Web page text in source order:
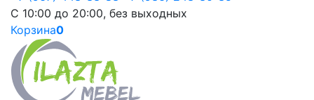
С 10:00 до 20:00, без выходных
Корзина0